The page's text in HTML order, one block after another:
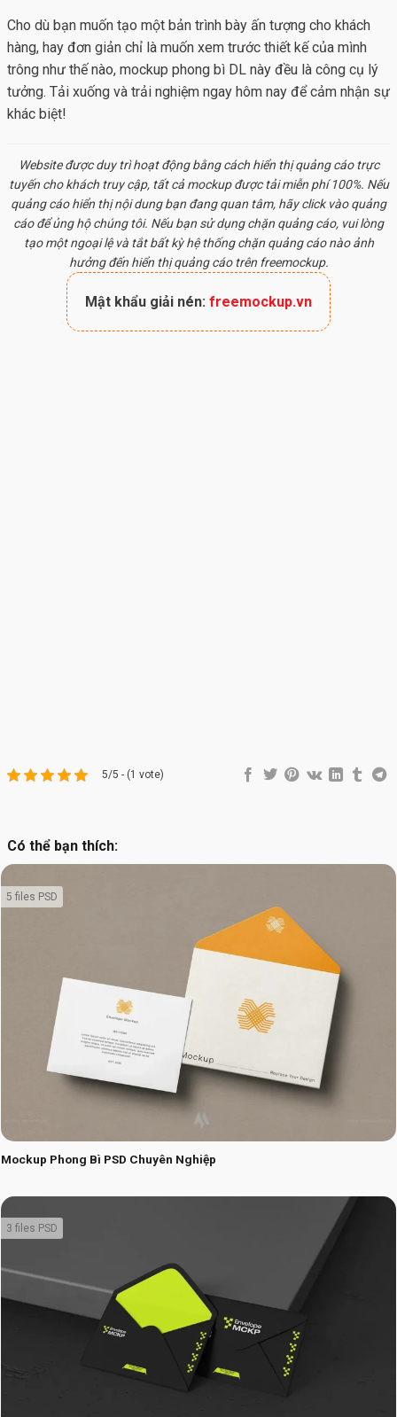
Cho dù bạn muốn tạo một bản trình bày ấn tượng cho khách
hàng, hay đơn giản chỉ là muốn xem trước thiết kế của mình
trông như thế nào, mockup phong bì DL này đều là công cụ lý
tưởng. Tải xuống và trải nghiệm ngay hôm nay để cảm nhận sự
khác biệt!
Website được duy trì hoạt động bằng cách hiển thị quảng cáo trực
tuyến cho khách truy cập, tất cả mockupđược tải miễn phí 100%. Nếu
quảng cáo hiển thị nội dung bạn đang quan tâm, hãy click vào quảng
cáo để ủng hộ chúng tôi. Nếu bạn sử dụng chặn quảng cáo, vui lòng
tạo một ngoại lệ và tắt bất kỳ hệ thống chặn quảng cáo nào ảnh
hưởng đến hiển thị quảng cáo trên freemockup.
Mật khẩu giải nén: freemockup.vn
5/5 - (1 vote)
Có thể bạn thích:
Mockup Phong Bì PSD Chuyên Nghiệp
5 files PSD
3 files PSD